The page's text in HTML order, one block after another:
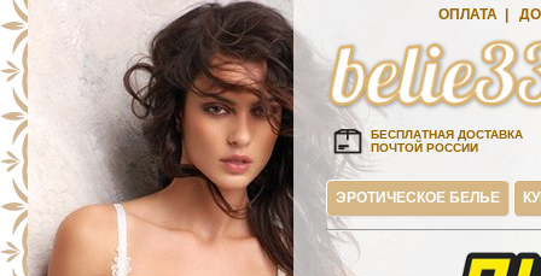
ОПЛАТА
БЕСПЛАТНАЯ ДОСТАВКА
ПОЧТОЙ РОССИИ
ЭРОТИЧЕСКОЕ БЕЛЬЕ